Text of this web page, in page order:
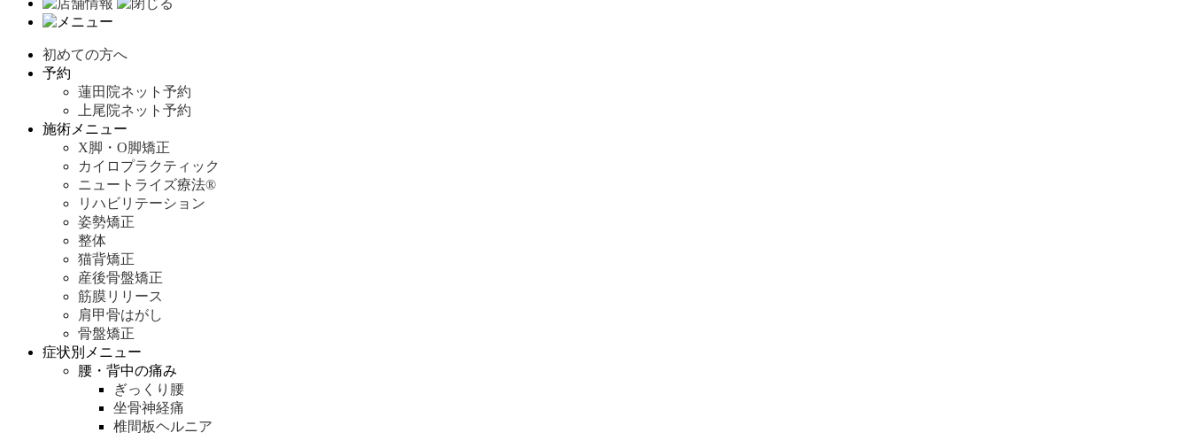
初めての方へ
予約
蓮田院ネット予約
上尾院ネット予約
施術メニュー
X脚・O脚矯正
カイロプラクティック
ニュートライズ療法®
リハビリテーション
姿勢矯正
整体
猫背矯正
産後骨盤矯正
筋膜リリース
肩甲骨はがし
骨盤矯正
症状別メニュー
腰・背中の痛み
ぎっくり腰
坐骨神経痛
椎間板ヘルニア